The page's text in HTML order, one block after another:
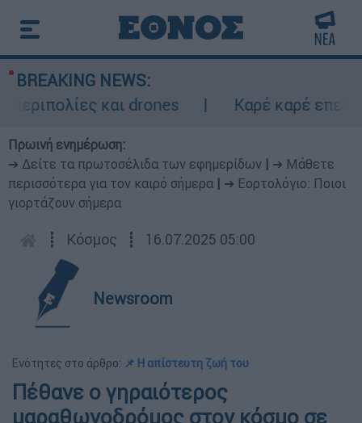
BREAKING NEWS:
και drones
Καρέ καρέ
Πρωινή ενημέρωση:
➔ Δείτε τα πρωτοσέλιδα των εφημερίδων
➔ Μάθετε
περισσότερα για τον καιρό σήμερα
➔ Εορτολόγιο: Ποιοι
γιορτάζουν σήμερα
┋ Κόσμος ┋ 16.07.2025 05:00
Newsroom
Ενότητες στο άρθρο: 📌 Η απίστευτη ζωή του
Πέθανε ο γηραιότερος
μαραθωνοδρόμος στον κόσμο σε